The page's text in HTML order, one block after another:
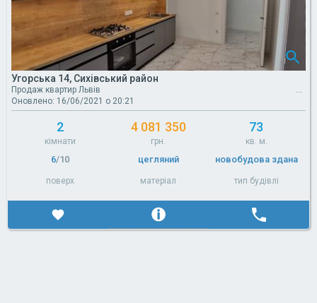
Угорська 14, Сихівський район
Продаж квартир Львів
Оновлено: 16/06/2021 о 20:21
2
кімнати
4 081 350
грн.
73
кв. м.
6/10
поверх
цегляний
матеріал
новобудова здана
тип будівлі